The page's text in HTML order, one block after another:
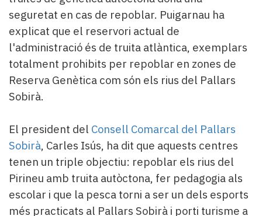
seguretat en cas de repoblar. Puigarnau ha
explicat que el reservori actual de
l'administració és de truita atlàntica, exemplars
totalment prohibits per repoblar en zones de
Reserva Genètica com són els rius del Pallars
Sobirà.
El president del Consell Comarcal del Pallars
Sobirà, Carles Isús, ha dit que aquests centres
tenen un triple objectiu: repoblar els rius del
Pirineu amb truita autòctona, fer pedagogia als
escolar i que la pesca torni a ser un dels esports
més practicats al Pallars Sobirà i porti turisme a